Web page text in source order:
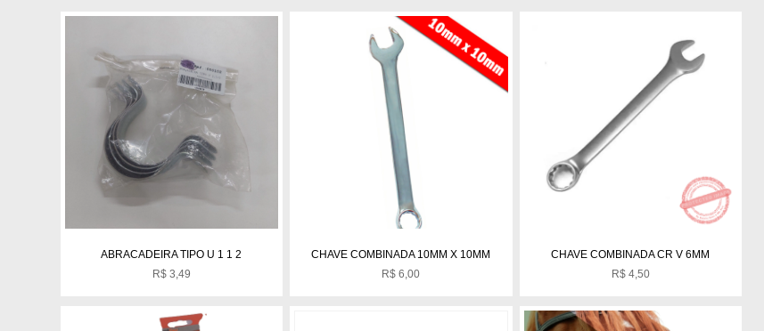
ABRACADEIRA TIPO U 1 1 2
R$3,49
CHAVE COMBINADA 10MM X 10MM
R$ 6,00
CHAVE COMBINADA CR V 6MM
R$4,50